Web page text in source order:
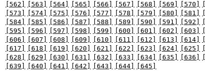
[562] [563] [564] [565] [566] [567] [568] [569] [570]
[573]
[574] [575] [576] [577] [578] [579] [580] [581]
[584]
[585] [586] [587] [588] [589] [590] [591] [592]
[595]
[596] [597] [598] [599] [600] [601] [602] [603]
[606]
[607] [608] [609] [610] [611] [612] [613] [614]
[617]
[618] [619] [620] [621] [622] [623] [624] [625]
[628]
[629] [630] [631] [632] [633] [634] [635] [636]
[639]
[640] [641] [642] [643] [644] [645]